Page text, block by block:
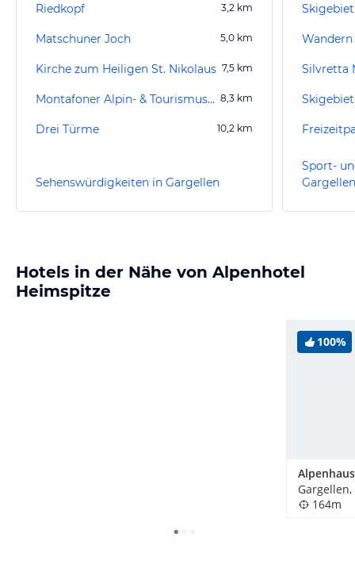
Riedkopf 3,2 km
Matschuner Joch 5,0 km
Kirche zum Heiligen St. Nikolaus 7,5 km
Montafoner Alpin- & Tourismusmuseum 8,3 km
Drei Türme 10,2 km
Sehenswürdigkeiten in Gargellen
Silvretta
Sport-
Gargellen
Hotels in der Nähe von Alpenhotel
Heimspitze
100%
164m